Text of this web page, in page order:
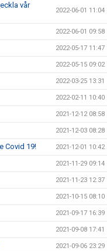
vår
2022-06-01 11:04
2022-06-01 09:58
2022-05-17 11:47
2022-05-15 09:02
2022-03-25 13:31
2022-02-11 10:40
2021-12-12 08:58
2021-12-03 08:28
Covid 19! 2021-12-01 10:42
2021-11-29 09:14
2021-11-23 12:37
2021-10-15 08:10
2021-09-17 16:39
2021-09-08 17:41
2021-09-06 23:29